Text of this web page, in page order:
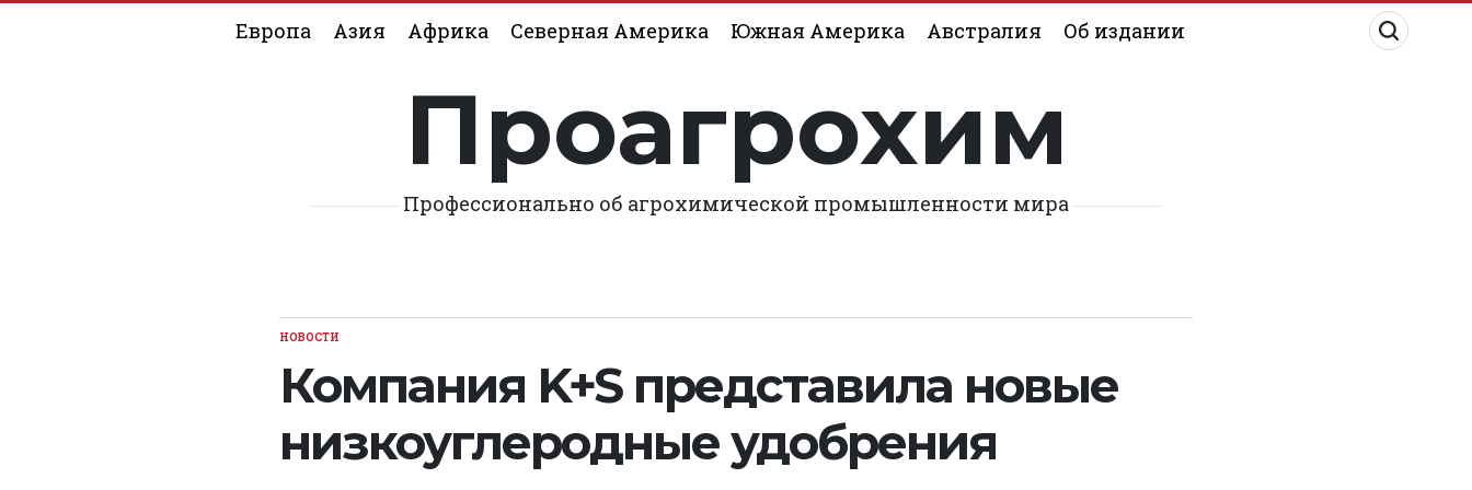
Европа Азия Африка Северная Америка Южная Америка Австралия Об издании
Проагрохим
Профессионально об агрохимической промышленности мира
POSTED
НОВОСТИ
Компания K+S представила новые
низкоуглеродные удобрения